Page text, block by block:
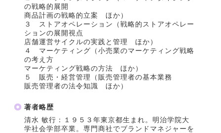
の戦略的展開
商品計画の戦略的立案 ほか）
３ ストアオペレーション（戦略的ストアオペレー
ションの展開視点
店舗運営サイクルの実践と管理 ほか）
４ マーケティング（小売業のマーケティング戦略
の考え方
マーケティング戦略の方法 ほか）
５ 販売・経営管理（販売管理者の基本業務
販売管理者の法令知識 ほか）
著者略歴
清水 敏行：１９５３年東京都生まれ。明治学院大
学社会学部卒業。専門商社でブランドマネジャーを